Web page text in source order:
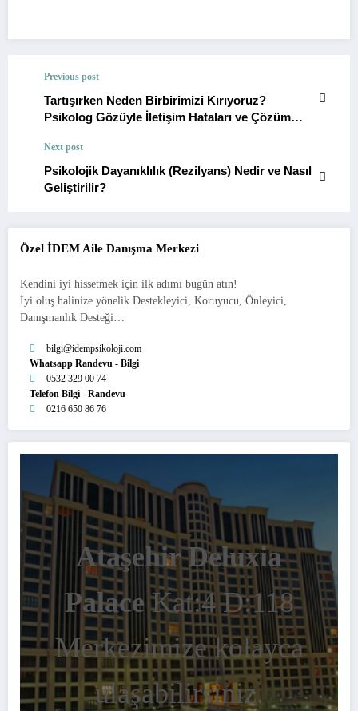
Özel İDEM Aile Danışma Merkezi
Kendini iyi hissetmek için ilk adımı bugün atın!
İyi oluş halinize yönelik Destekleyici, Koruyucu, Önleyici,
Danışmanlık Desteği…
bilgi@idempsikoloji.com
Whatsapp Randevu - Bilgi
0532 329 00 74
Telefon Bilgi - Randevu
0216 650 86 76
Ataşehir Deluxia
Palace Kat:4 D:118
Merkezimize kolayca
ulaşabilirsiniz.
Previous post
Tartışırken Neden Birbirimizi Kırıyoruz?
Psikolog Gözüyle İletişim Hataları ve Çözüm
Next post
Psikolojik Dayanıklılık (Rezilyans) Nedir ve Nasıl
Geliştirilir?